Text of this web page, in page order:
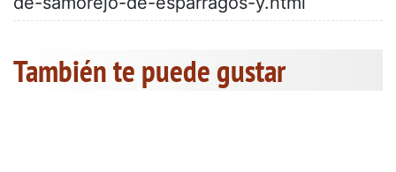
También te puede gustar